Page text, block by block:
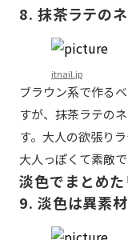
8. 抹茶ラテの
itnail.jp
ブラウン系で作る
すが、抹茶ラテの
す。大人の欲張り
大人っぽくて素敵で
淡色でまとめ
9. 淡色は異素